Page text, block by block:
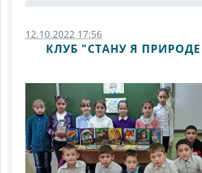
12.10.2022 17:56
КЛУБ "СТАНУ Я